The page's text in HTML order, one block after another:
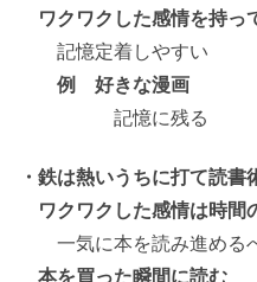
ワクワクした感情を持っ
記憶定着しやすい
例 好きな漫画
記憶に残る
・鉄は熱いうちに打て読書
ワクワクした感情は時間
一気に本を読み進める
本を買った瞬間に読む